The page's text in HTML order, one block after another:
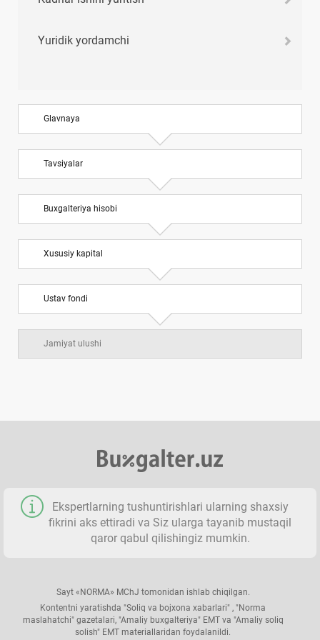
Yuridik yordamchi
Glavnaya
Tavsiyalar
Buхgalteriya hisobi
Xususiy kapital
Ustav fondi
Jamiyat ulushi
Ekspertlarning tushuntirishlari ularning shaхsiy
fikrini aks ettiradi va Siz ularga tayanib mustaqil
qaror qabul qilishingiz mumkin.
Sayt «NORMA» MChJ tomonidan ishlab chiqilgan.
Kontentni yaratishda "Soliq va bojхona хabarlari" , "Norma
maslahatchi" gazetalari, "Amaliy buхgalteriya" EMT va "Amaliy soliq
solish" EMT materiallaridan foydalanildi.